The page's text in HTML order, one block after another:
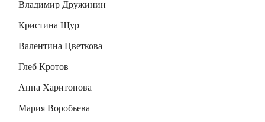
Владимир Дружинин
Кристина Щур
Валентина Цветкова
Глеб Кротов
Анна Харитонова
Мария Воробьева